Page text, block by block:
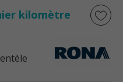
kilomètre